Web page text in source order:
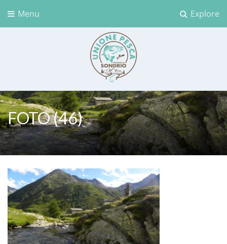
Explore
Menu
Unione Pesca Sondrio
FOTO (46)